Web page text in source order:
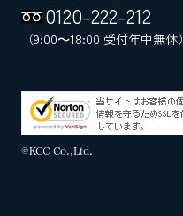
0120-222-212
（9:00～18:00 受付年中無休）
©KCC Co.,Ltd.